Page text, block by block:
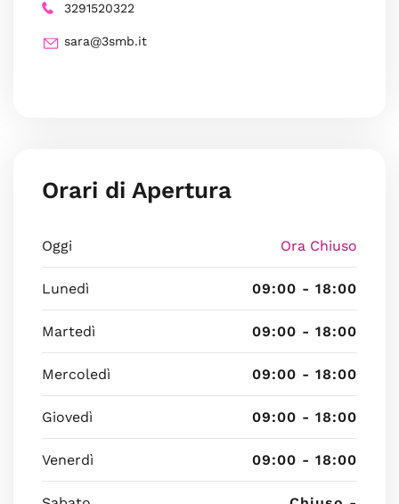
3291520322
sara@3smb.it
Orari di Apertura
Oggi Ora Chiuso
Lunedì 09:00 - 18:00
Martedì 09:00 - 18:00
Mercoledì 09:00 - 18:00
Giovedì 09:00 - 18:00
Venerdì 09:00 - 18:00